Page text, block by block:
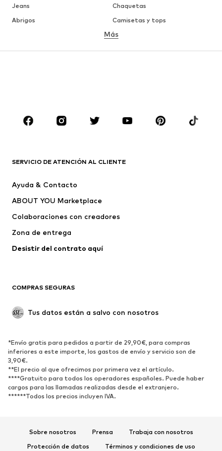
Jeans
Chaquetas
Abrigos
Camisetas y tops
Ropa interior
Faldas
Blusas y camisas
Zapatos
Deporte
Vestidos
Camisetas y tops
Chaquetas
Jerséis y punto
Ropa interior
Abrigos
Tallas grandes
Reciclado
ZAPATOS
Nuevo
Zapatillas de deporte
Botines
Zapatos de tacón y plataforma Botas
Zapatillas de casa
Exclusivo
Más
SERVICIO DE ATENCIÓN AL CLIENTE
Ayuda & Contacto
ABOUT YOU Marketplace
Colaboraciones con creadores
Zona de entrega
Desistir del contrato aquí
COMPRAS SEGURAS
Tus datos están a salvo con nosotros
*Envío gratis para pedidos a partir de 29,90€, para compras
inferiores a este importe, los gastos de envío y servicio son de
3,90€.
**El precio al que ofrecimos por primera vez el artículo.
****Gratuito para todos los operadores españoles. Puede haber
cargos para las llamadas realizadas desde el extranjero.
******Todos los precios incluyen IVA.
Sobre nosotros Prensa
Trabaja con nosotros
Protección de datos
Términos y condiciones de uso